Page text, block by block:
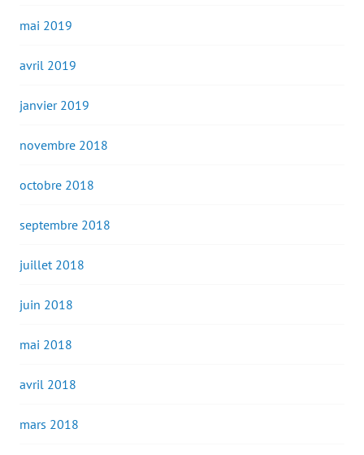
mai 2019
avril 2019
janvier 2019
novembre 2018
octobre 2018
septembre 2018
juillet 2018
juin 2018
mai 2018
avril 2018
mars 2018